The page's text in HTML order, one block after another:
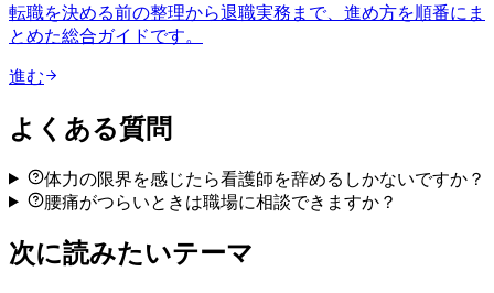
転職を決める前の整理から退職実務まで、進め方を順番にま
とめた総合ガイドです。
進む
よくある質問
体力の限界を感じたら看護師を辞めるしかないですか？
腰痛がつらいときは職場に相談できますか？
次に読みたいテーマ